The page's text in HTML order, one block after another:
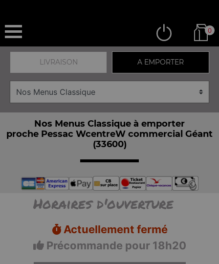
0
LIVRAISON A EMPORTER
Nos Menus Classique à emporter
proche Pessac WcentreW commercial Géant
(33600)
Horaires d'ouverture
Actuellement fermé
Précommande pour 18h20